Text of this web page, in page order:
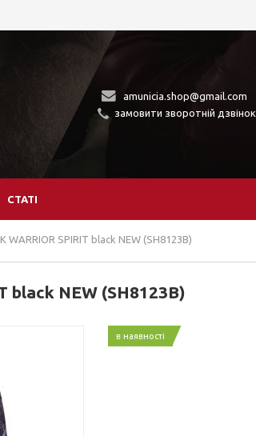
amunicia.shop@gmail.com
замовити зворотній дзвінок
СТАТІ
SPIRIT black NEW (SH8123B)
black NEW (SH8123B)
в наявності